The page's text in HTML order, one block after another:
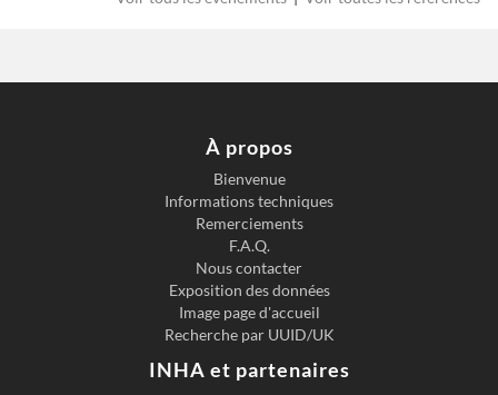
À propos
Bienvenue
Informations techniques
Remerciements
F.A.Q.
Nous contacter
Exposition des données
Image page d'accueil
Recherche par UUID/UK
INHA et partenaires